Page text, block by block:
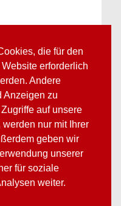
die für den
erforderlich
Andere
Anzeigen zu
auf unsere
nur mit Ihrer
geben wir
unserer
für soziale
weiter.